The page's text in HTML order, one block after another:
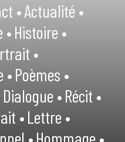
•Actualité •
•Histoire •
•
•Poèmes •
Dialogue •Récit •
•Lettre •